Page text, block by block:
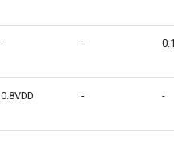
- -
0.8VDD - -